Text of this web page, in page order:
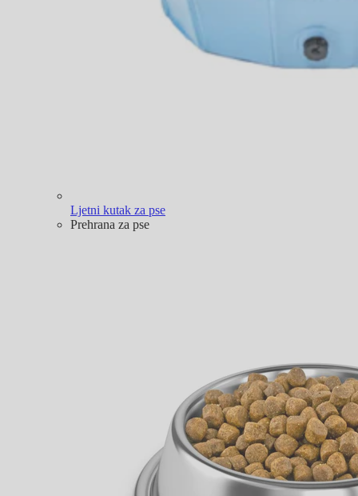
Ljetni kutak za pse
Prehrana za pse